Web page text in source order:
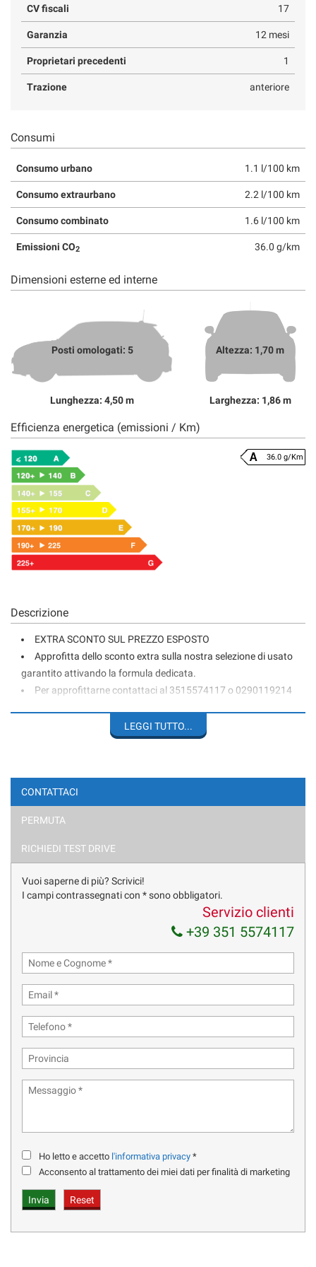
CV fiscali 17
Garanzia 12 mesi
Proprietari precedenti 1
Trazione anteriore
Consumi
Consumo urbano 1.1 l/100 km
Consumo extraurbano 2.2 l/100 km
Consumo combinato 1.6 l/100 km
Emissioni CO2 36.0 g/km
Dimensioni esterne ed interne
Posti omologati: 5
Lunghezza: 4,50 m
Altezza: 1,70 m
Larghezza: 1,86 m
Efficienza energetica (emissioni / Km)
36.0 g/Km
Descrizione
EXTRA SCONTO SUL PREZZO ESPOSTO
Approfitta dello sconto extra sulla nostra selezione di usato
garantito attivando la formula dedicata.
Per approfittarne contattaci al 3515574117 o 0290119214
PROPONIAMO LE NOSTRE VETTURE A VALORI TRA I PIÙ BASSI
CITROEN C5 AIRCROSS 225CV HYBRID 1.6 EAT8
ALLESTIMENTO SHINE
UNICO PROPRIETARIO - IVA ESPOSTA
FARI FULL LED
CRUISE CONTROL - LANE ASSIST - BLIND SPOT MONITOR
SISTEMA DI NAVIGAZIONE TOUCH CON APP CONNECT
VOLANTE MULTIFUNZIONE CON LEVE CAMBIO
INTERNI IN PELLE E ALCANTARA
CLIMA AUTOMATICO BI-ZONA
POSTERIORE
VETRI PRIVACY
SPECCHI ELETTRICI RICHIUDIBILI
LEGGI TUTTO...
CONTATTACI
PERMUTA
RICHIEDI TEST DRIVE
Vuoi saperne di più? Scrivici!
I campi contrassegnati con * sono obbligatori.
Servizio clienti
+39 351 5574117
Ho letto e accetto l'informativa privacy *
Acconsento al trattamento dei miei dati per finalità di marketing